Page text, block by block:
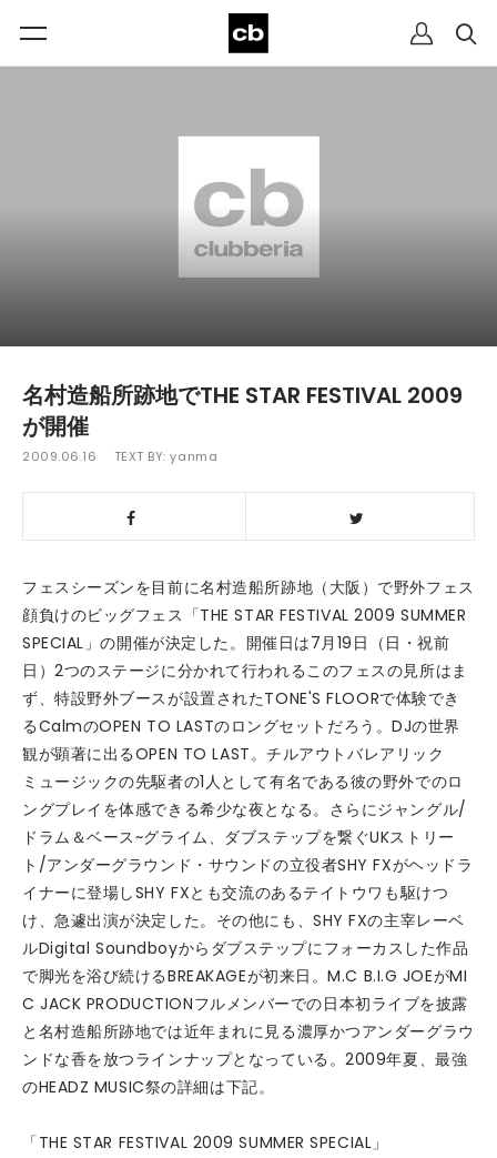
名村造船所跡地でTHE STAR FESTIVAL 2009
が開催
2009.06.16 TEXT BY:yanma
フェスシーズンを目前に名村造船所跡地（大阪）で野外フェス
顔負けのビッグフェス「THE STAR FESTIVAL 2009 SUMMER
SPECIAL」の開催が決定した。開催日は7月19日（日・祝前
日）2つのステージに分かれて行われるこのフェスの見所はま
ず、特設野外ブースが設置されたTONE'S FLOORで体験でき
るCalmのOPEN TO LASTのロングセットだろう。DJの世界
観が顕著に出るOPEN TO LAST。チルアウトバレアリック
ミュージックの先駆者の1人として有名である彼の野外でのロ
ングプレイを体感できる希少な夜となる。さらにジャングル/
ドラム＆ベース~グライム、ダブステップを繋ぐUKストリー
ト/アンダーグラウンド・サウンドの立役者SHY FXがヘッドラ
イナーに登場しSHY FXとも交流のあるテイトウワも駆けつ
け、急遽出演が決定した。その他にも、SHY FXの主宰レーベ
ルDigital Soundboyからダブステップにフォーカスした作品
で脚光を浴び続けるBREAKAGEが初来日。M.C B.I.G JOEがMI
C JACK PRODUCTIONフルメンバーでの日本初ライブを披露
と名村造船所跡地では近年まれに見る濃厚かつアンダーグラウ
ンドな香を放つラインナップとなっている。2009年夏、最強
のHEADZ MUSIC祭の詳細は下記。
「THE STAR FESTIVAL 2009 SUMMER SPECIAL」